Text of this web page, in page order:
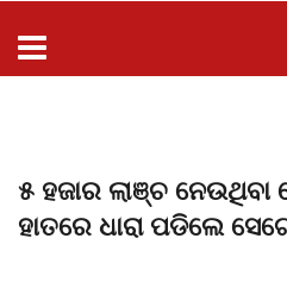
୫ ହଜାର ଲାଞ୍ଚ ନେଉଥିବା
ହାତରେ ଧାରା ପଡିଲେ